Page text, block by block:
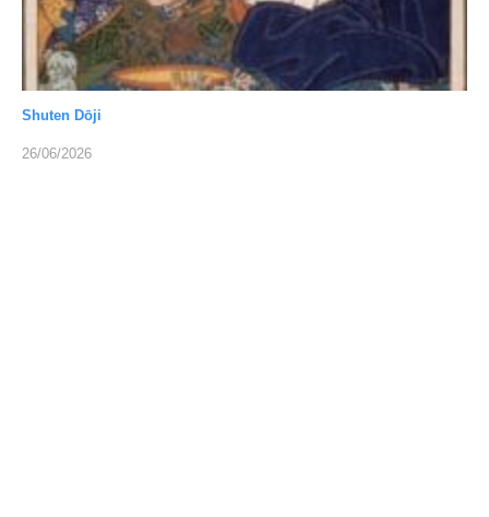
Shuten Dōji
26/06/2026